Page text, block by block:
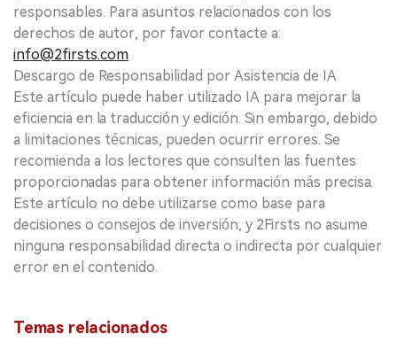
responsables. Para asuntos relacionados con los
derechos de autor, por favor contacte a:
info@2firsts.com
Descargo de Responsabilidad por Asistencia de IA
Este artículo puede haber utilizado IA para mejorar la
eficiencia en la traducción y edición. Sin embargo, debido
a limitaciones técnicas, pueden ocurrir errores. Se
recomienda a los lectores que consulten las fuentes
proporcionadas para obtener información más precisa.
Este artículo no debe utilizarse como base para
decisiones o consejos de inversión, y 2Firsts no asume
ninguna responsabilidad directa o indirecta por cualquier
error en el contenido.
Temas relacionados